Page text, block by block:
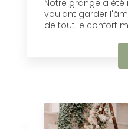
Notre grange a été
voulant garder
de tout le confort